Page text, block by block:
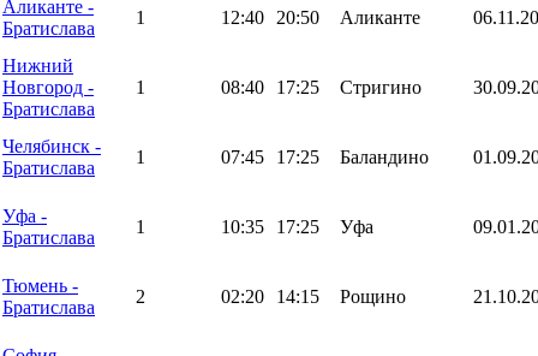
Аликанте -
Братислава
1 12:40 20:50 Аликанте
Нижний
Новгород -
Братислава
1 08:40 17:25 Стригино
Челябинск -
Братислава
1 07:45 17:25 Баландино
Уфа -
Братислава
1 10:35 17:25 Уфа
Тюмень -
Братислава
2 02:20 14:15 Рощино